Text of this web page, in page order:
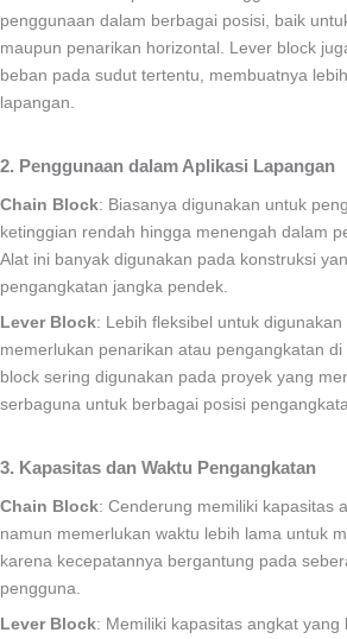
penggunaan dalam berbagai posisi, baik
maupun penarikan horizontal. Lever block
beban pada sudut tertentu, membuatnya
lapangan.
2. Penggunaan dalam Aplikasi Lapangan
Chain Block: Biasanya digunakan untuk
ketinggian rendah hingga menengah dalam
Alat ini banyak digunakan pada konstruksi
pengangkatan jangka pendek.
Lever Block: Lebih fleksibel untuk
memerlukan penarikan atau pengangkatan
block sering digunakan pada proyek yang
serbaguna untuk berbagai posisi
3. Kapasitas dan Waktu Pengangkatan
Chain Block: Cenderung memiliki kapasitas
namun memerlukan waktu lebih lama untuk
karena kecepatannya bergantung pada
pengguna.
Lever Block: Memiliki kapasitas angkat yang